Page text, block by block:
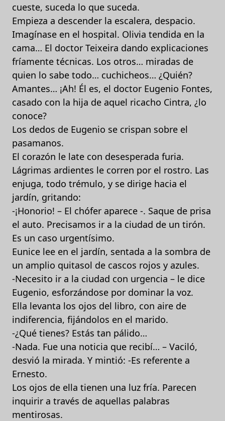
cueste, suceda lo que suceda.
Empieza a descender la escalera, despacio.
Imagínase en el hospital. Olivia tendida en la
cama… El doctor Teixeira dando explicaciones
fríamente técnicas. Los otros… miradas de
quien lo sabe todo… cuchicheos… ¿Quién?
Amantes… ¡Ah! Él es, el doctor Eugenio Fontes,
casado con la hija de aquel ricacho Cintra, ¿lo
conoce?
Los dedos de Eugenio se crispan sobre el
pasamanos.
El corazón le late con desesperada furia.
Lágrimas ardientes le corren por el rostro. Las
enjuga, todo trémulo, y se dirige hacia el
jardín, gritando:
-¡Honorio! – El chófer aparece -. Saque de prisa
el auto. Precisamos ir a la ciudad de un tirón.
Es un caso urgentísimo.
Eunice lee en el jardín, sentada a la sombra de
un amplio quitasol de cascos rojos y azules.
-Necesito ir a la ciudad con urgencia – le dice
Eugenio, esforzándose por dominar la voz.
Ella levanta los ojos del libro, con aire de
indiferencia, fijándolos en el marido.
-¿Qué tienes? Estás tan pálido…
-Nada. Fue una noticia que recibí… – Vaciló,
desvió la mirada. Y mintió: -Es referente a
Ernesto.
Los ojos de ella tienen una luz fría. Parecen
inquirir a través de aquellas palabras
mentirosas.